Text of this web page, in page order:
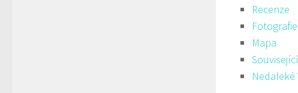
Recenze
Mapa
Nedaleké